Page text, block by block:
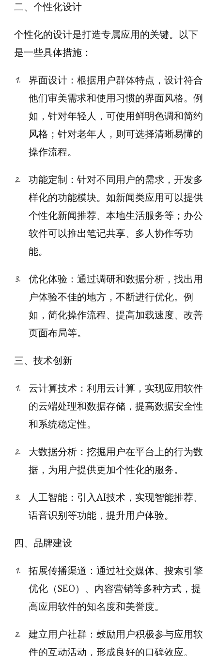
二、个性化设计
个性化的设计是打造专属应用的关键。以下
是一些具体措施：
界面设计：根据用户群体特点，设计符合
他们审美需求和使用习惯的界面风格。例
如，针对年轻人，可使用鲜明色调和简约
风格；针对老年人，则可选择清晰易懂的
操作流程。
功能定制：针对不同用户的需求，开发多
样化的功能模块。如新闻类应用可以提供
个性化新闻推荐、本地生活服务等；办公
软件可以推出笔记共享、多人协作等功
能。
优化体验：通过调研和数据分析，找出用
户体验不佳的地方，不断进行优化。例
如，简化操作流程、提高加载速度、改善
页面布局等。
三、技术创新
云计算技术：利用云计算，实现应用软件
的云端处理和数据存储，提高数据安全性
和系统稳定性。
大数据分析：挖掘用户在平台上的行为数
据，为用户提供更加个性化的服务。
人工智能：引入AI技术，实现智能推荐、
语音识别等功能，提升用户体验。
四、品牌建设
拓展传播渠道：通过社交媒体、搜索引擎
优化（SEO）、内容营销等多种方式，提
高应用软件的知名度和美誉度。
建立用户社群：鼓励用户积极参与应用软
件的互动活动，形成良好的口碑效应。